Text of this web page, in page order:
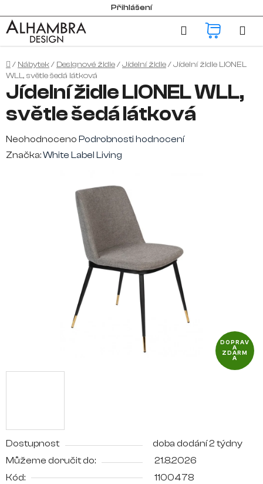
na
obsah
Přihlášení
Hledat
Domů
/ Nábytek/ Designové židle/Jídelní židle/Jídelní židle LIONEL
WLL, světle šedá látková
Dostupnost
doba dodání 2 týdny
Můžeme doručit do:
21.8.2026
Kód:
1100478
Jídelní židle LIONEL WLL,
světle šedá látková
Průměrné
hodnocení
Neohodnoceno Podrobnosti hodnocení
Značka:White Label Living
DOPRAV
A
ZDARM
A